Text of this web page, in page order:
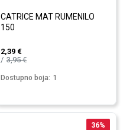
CATRICE MAT RUMENILO
150
2,39 €
3,95€
Dostupno boja: 1
36%